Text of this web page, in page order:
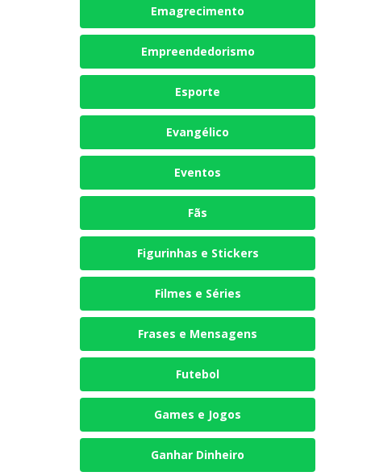
Emagrecimento
Empreendedorismo
Esporte
Evangélico
Eventos
Fãs
Figurinhas e Stickers
Filmes e Séries
Frases e Mensagens
Futebol
Games e Jogos
Ganhar Dinheiro